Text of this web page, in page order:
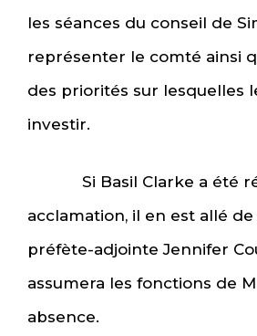
les séances du conseil de
représenter le comté ainsi
des priorités sur lesquelles
investir.
Si Basil Clarke a été
acclamation, il en est allé
préfète-adjointe Jennifer
assumera les fonctions de
absence.